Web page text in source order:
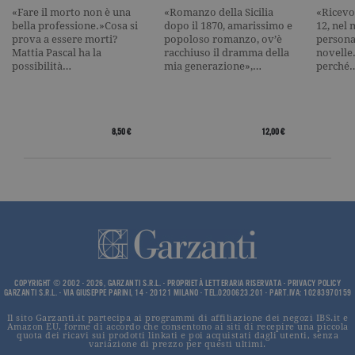
«Fare il morto non è una
bella professione.»Cosa si
prova a essere morti?
Mattia Pascal ha la
possibilità…
8,50 €
«Romanzo della Sicilia
dopo il 1870, amarissimo e
popoloso romanzo, ov’è
racchiuso il dramma della
mia generazione»,…
12,00 €
12, nel
COPYRIGHT © 2002 - 2026, GARZANTI S.R.L. - PROPRIETÀ LETTERARIA RISERVATA - PRIVACY POLICY
GARZANTI S.R.L. - VIA GIUSEPPE PARINI, 14 - 20121 MILANO - TEL.0200623.201 - PART.IVA: 10283970159
Il sito Garzanti.it partecipa ai programmi di affiliazione dei negozi IBS.it e
Amazon EU, forme di accordo che consentono ai siti di recepire una piccola
quota dei ricavi sui prodotti linkati e poi acquistati dagli utenti, senza
variazione di prezzo per questi ultimi.
_gid
.garzanti.it 1 giorno
Questo
impostato
Google
Analytics.
Memorizza
aggiorna
valore
frequenza
richieste,
raccolta di
su siti ad
traffico.